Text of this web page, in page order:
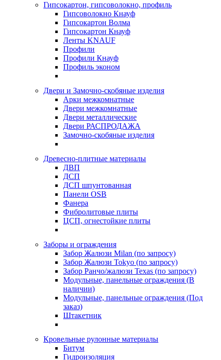
Гипсокартон, гипсоволокно, профиль
Гипсоволокно Кнауф
Гипсокартон Волма
Гипсокартон Кнауф
Ленты KNAUF
Профили
Профили Кнауф
Профиль эконом
Двери и Замочно-скобяные изделия
Арки межкомнатные
Двери межкомнатные
Двери металлические
Двери РАСПРОДАЖА
Замочно-скобяные изделия
Древесно-плитные материалы
ДВП
ДСП
ДСП шпунтованная
Панели OSB
Фанера
Фибролитовые плиты
ЦСП, огнестойкие плиты
Заборы и ограждения
Забор Жалюзи Milan (по запросу)
Забор Жалюзи Tokyo (по запросу)
Забор Ранчо/жалюзи Texas (по запросу)
Модульные, панельные ограждения (В
наличии)
Модульные, панельные ограждения (Под
заказ)
Штакетник
Кровельные рулонные материалы
Битум
Гидроизоляция